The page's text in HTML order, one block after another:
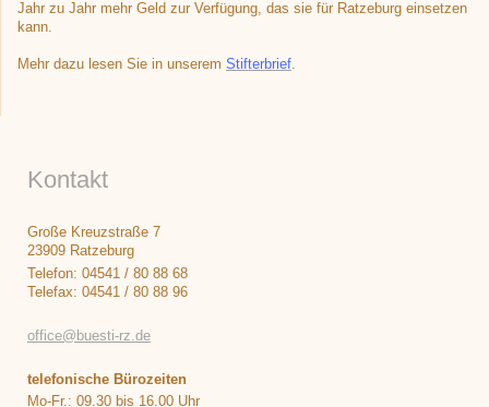
Jahr zu Jahr mehr Geld zur Verfügung, das sie für Ratzeburg einsetzen
kann.
Mehr dazu lesen Sie in unserem Stifterbrief.
Kontakt
Große Kreuzstraße 7
23909 Ratzeburg
Telefon: 04541 / 80 88 68
Telefax: 04541 / 80 88 96
office@buesti-rz.de
telefonische Bürozeiten
Mo-Fr.: 09.30 bis 16.00 Uhr